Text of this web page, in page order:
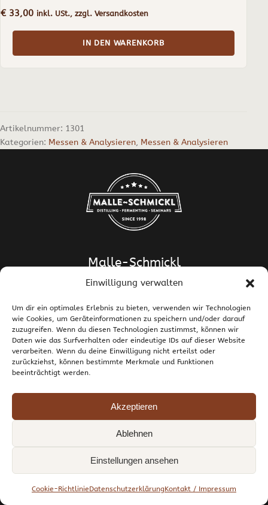
Einwilligung verwalten
Um dir ein optimales Erlebnis zu bieten, verwenden wir Technologien
wie Cookies, um Geräteinformationen zu speichern und/oder darauf
zuzugreifen. Wenn du diesen Technologien zustimmst, können wir
Daten wie das Surfverhalten oder eindeutige IDs auf dieser Website
verarbeiten. Wenn du deine Einwilligung nicht erteilst oder
zurückziehst, können bestimmte Merkmale und Funktionen
beeinträchtigt werden.
Akzeptieren
Ablehnen
Einstellungen ansehen
Cookie-RichtlinieDatenschutzerklärungKontakt / Impressum
€33,00 inkl. USt., zzgl. Versandkosten
IN DEN WARENKORB
Artikelnummer: 1301
Kategorien: Messen & Analysieren, Messen & Analysieren
Malle-Schmickl
Dipl.-Ing. Dr. Helge Schmickl
Dipl.-Ing. Dr. Bettina Malle-Schmickl
Ehrentalerstrasse 39
9020 Klagenfurt am Wörthersee / Österreich
T +43 463 437786
Esupport@malle-schmickl.net
Kontakt / Impressum
Widerruf und Rücksendungen
Versand und Zahlung
Allgemeine Geschäftsbedingungen
Cookie-Richtlinie (EU)
© 1998-2026 Malle-Schmickl GesnbR. Alle Rechte vorbehalten.
YouTubeFacebookInstagram